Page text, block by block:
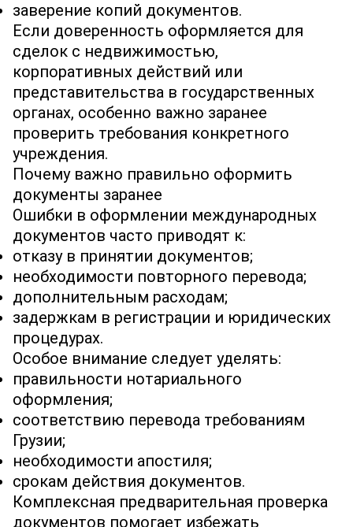
заверение копий документов.
Если доверенность оформляется для
сделок с недвижимостью,
корпоративных действий или
представительства в государственных
органах, особенно важно заранее
проверить требования конкретного
учреждения.
Почему важно правильно оформить
документы заранее
Ошибки в оформлении международных
документов часто приводят к:
отказу в принятии документов;
необходимости повторного перевода;
дополнительным расходам;
задержкам в регистрации и юридических
процедурах.
Особое внимание следует уделять:
правильности нотариального
оформления;
соответствию перевода требованиям
Грузии;
необходимости апостиля;
срокам действия документов.
Комплексная предварительная проверка
документов помогает избежать